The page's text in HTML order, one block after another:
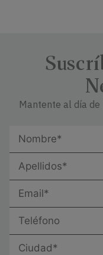
Mantente al día